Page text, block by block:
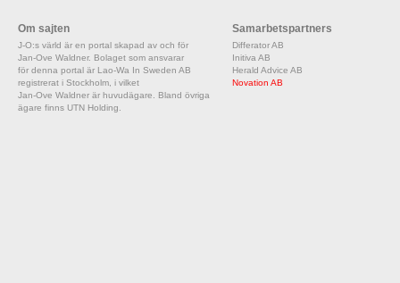
Om sajten
J-O:s värld är en portal skapad av och för
Jan-Ove Waldner. Bolaget som ansvarar
för denna portal är Lao-Wa In Sweden AB
registrerat i Stockholm, i vilket
Jan-Ove Waldner är huvudägare. Bland övriga
ägare finns UTN Holding.
Samarbetspartners
Differator AB
Initiva AB
Herald Advice AB
Novation AB